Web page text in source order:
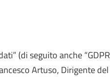
(di seguito anche
Artuso, Dirigente